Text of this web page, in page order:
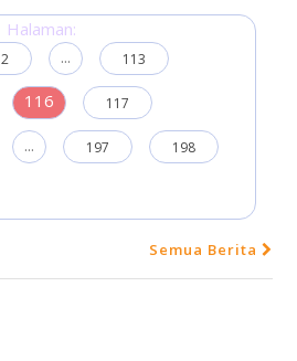
Halaman:
2 ... 113
116 117
... 197 198
Semua Berita